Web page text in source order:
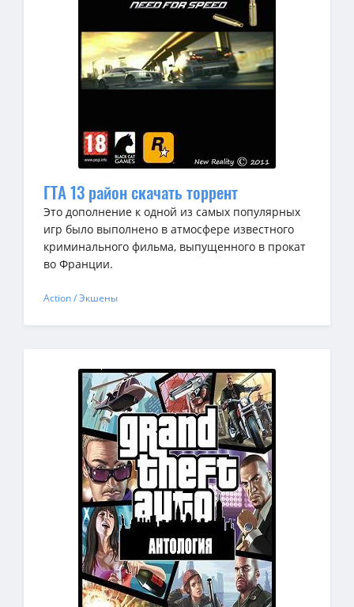
ГТА 13 район скачать торрент
Это дополнение к одной из самых популярных
игр было выполнено в атмосфере известного
криминального фильма, выпущенного в прокат
во Франции.
Action / Экшены